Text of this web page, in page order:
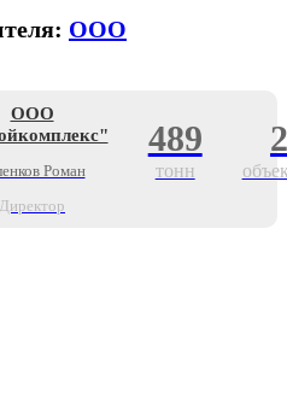
ООО
ООО
Роман
Директор
489
тонн